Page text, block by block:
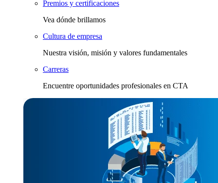
Premios y certificaciones
Vea dónde brillamos
Cultura de empresa
Nuestra visión, misión y valores fundamentales
Carreras
Encuentre oportunidades profesionales en CTA